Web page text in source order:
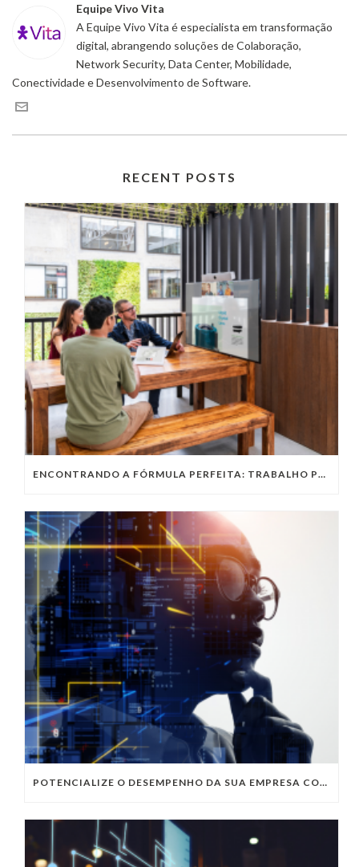
Equipe Vivo Vita
A Equipe Vivo Vita é especialista em transformação
digital, abrangendo soluções de Colaboração,
Network Security, Data Center, Mobilidade,
Conectividade e Desenvolvimento de Software.
RECENT POSTS
ENCONTRANDO A FÓRMULA PERFEITA: TRABALHO PRESENCIAL, HOME OFFICE OU TRABALHO HÍBRIDO?
POTENCIALIZE O DESEMPENHO DA SUA EMPRESA COM OS SERVIÇOS DE TI DA VIVO VITA